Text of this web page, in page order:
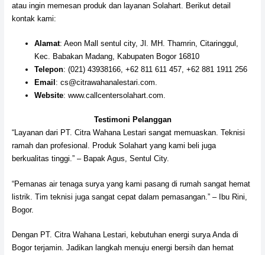
atau ingin memesan produk dan layanan Solahart. Berikut detail
kontak kami:
Alamat: Aeon Mall sentul city, Jl. MH. Thamrin, Citaringgul,
Kec. Babakan Madang, Kabupaten Bogor 16810
Telepon: (021) 43938166, +62 811 611 457, +62 881 1911 256
Email : cs@citrawahanalestari.com.
Website: www.callcentersolahart.com.
Testimoni Pelanggan
“Layanan dari PT. Citra Wahana Lestari sangat memuaskan. Teknisi
ramah dan profesional. Produk Solahart yang kami beli juga
berkualitas tinggi.” – Bapak Agus, Sentul City.
“Pemanas air tenaga surya yang kami pasang di rumah sangat hemat
listrik. Tim teknisi juga sangat cepat dalam pemasangan.” – Ibu Rini,
Bogor.
Dengan PT. Citra Wahana Lestari, kebutuhan energi surya Anda di
Bogor terjamin. Jadikan langkah menuju energi bersih dan hemat